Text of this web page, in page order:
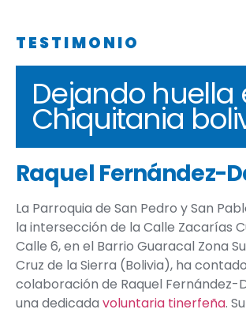
TESTIMONIO
Dejando huella
Chiquitania
Raquel Fernández-
La Parroquia de San Pedro y San
la intersección de la Calle Zacarías
Calle 6, en el Barrio Guaracal Zona
Cruz de la Sierra (Bolivia), ha
colaboración de Raquel Fernández-
una dedicada voluntaria tinerfeña.